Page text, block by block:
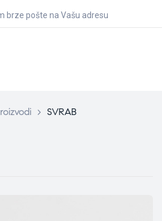
brze pošte na Vašu adresu
> SVRAB